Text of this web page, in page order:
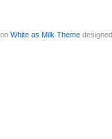
onWhite as Milk Theme